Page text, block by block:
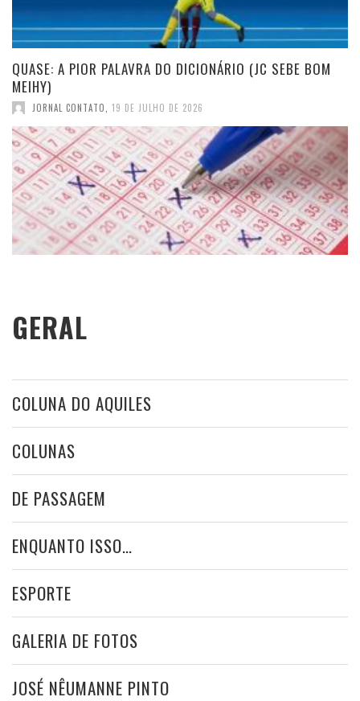
QUASE: A PIOR PALAVRA DO DICIONÁRIO (JC SEBE BOM
MEIHY)
JORNAL CONTATO 19 DE JULHO DE 2026
GERAL
COLUNA DO AQUILES
COLUNAS
DE PASSAGEM
ENQUANTO ISSO…
ESPORTE
GALERIA DE FOTOS
JOSÉ NÊUMANNE PINTO